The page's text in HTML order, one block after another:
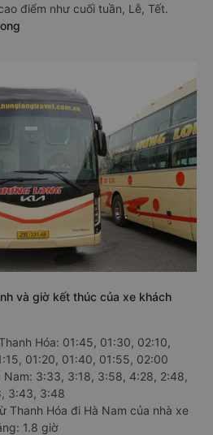
điểm như cuối tuần, Lễ, Tết.
và giờ kết thúc của xe khách
Hóa: 01:45, 01:30, 02:10,
01:20, 01:40, 01:55, 02:00
Nam: 3:33, 3:18, 3:58, 4:28, 2:48,
3:43, 3:48
Thanh Hóa đi Hà Nam của nhà xe
1.8 giờ